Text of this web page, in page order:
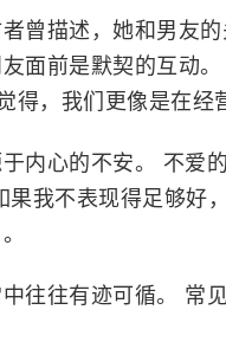
曾描述，她和男友
面前是默契的互动
得，我们更像是在
内心的不安。 不爱
我不表现得足够好
往往有迹可循。 常